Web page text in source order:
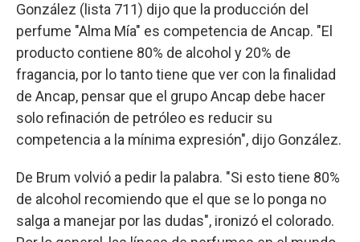
González (lista 711) dijo que la producción del
perfume "Alma Mía" es competencia de Ancap. "El
producto contiene 80% de alcohol y 20% de
fragancia, por lo tanto tiene que ver con la finalidad
de Ancap, pensar que el grupo Ancap debe hacer
solo refinación de petróleo es reducir su
competencia a la mínima expresión", dijo González.
De Brum volvió a pedir la palabra. "Si esto tiene 80%
de alcohol recomiendo que el que se lo ponga no
salga a manejar por las dudas", ironizó el colorado.